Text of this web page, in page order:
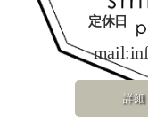
定休日
mail:
詳細